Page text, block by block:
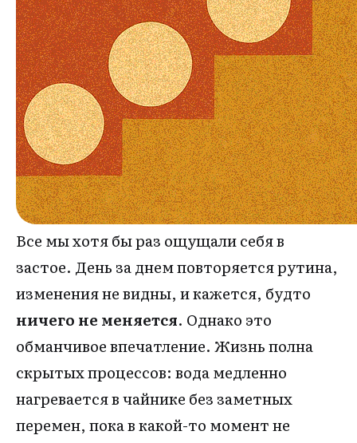
Все мы хотя бы раз ощущали себя в
застое. День за днем повторяется рутина,
изменения не видны, и кажется, будто
ничего не меняется. Однако это
обманчивое впечатление. Жизнь полна
скрытых процессов: вода медленно
нагревается в чайнике без заметных
перемен, пока в какой-то момент не